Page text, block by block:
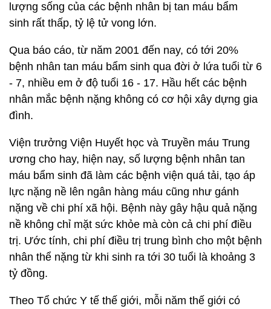
lượng sống của các bệnh nhân bị tan máu bẩm
sinh rất thấp, tỷ lệ tử vong lớn.
Qua báo cáo, từ năm 2001 đến nay, có tới 20%
bệnh nhân tan máu bẩm sinh qua đời ở lứa tuổi từ 6
- 7, nhiều em ở độ tuổi 16 - 17. Hầu hết các bệnh
nhân mắc bệnh nặng không có cơ hội xây dựng gia
đình.
Viện trưởng Viện Huyết học và Truyền máu Trung
ương cho hay, hiện nay, số lượng bệnh nhân tan
máu bẩm sinh đã làm các bệnh viện quá tải, tạo áp
lực nặng nề lên ngân hàng máu cũng như gánh
nặng về chi phí xã hội. Bệnh này gây hậu quả nặng
nề không chỉ mặt sức khỏe mà còn cả chi phí điều
trị. Ước tính, chi phí điều trị trung bình cho một bệnh
nhân thể nặng từ khi sinh ra tới 30 tuổi là khoảng 3
tỷ đồng.
Theo Tổ chức Y tế thế giới, mỗi năm thế giới có